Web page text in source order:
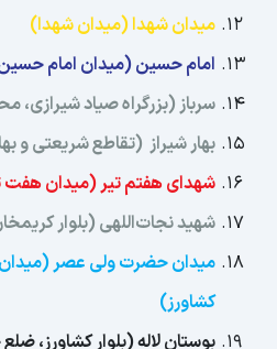
میدان شهدا (میدان شهدا)
امام حسین (میدان امام
سرباز (بزرگراه صیاد شیرازی،
بهار شیراز (تقاطع شریعتی و
شهدای هفتم تیر (میدان هفت
شهید نجات‌اللهی (بلوار
میدان حضرت ولی عصر (میدان
کشاورز)
بوستان لاله (بلوار کشاورز،